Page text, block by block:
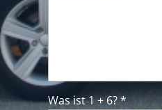
Was ist 1 + 6? *